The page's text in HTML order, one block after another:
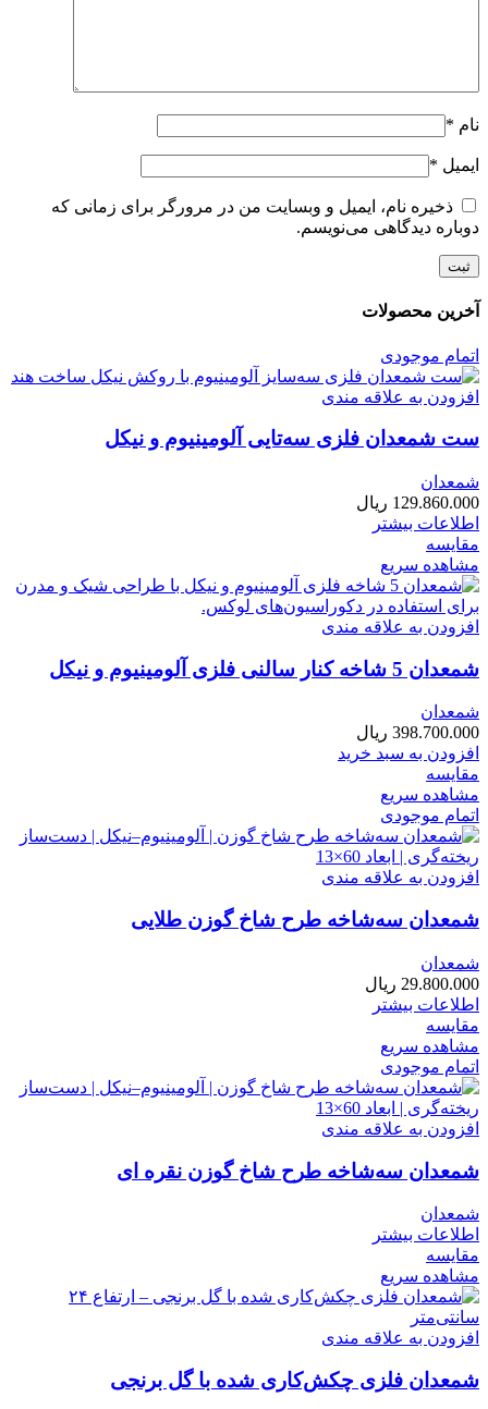
نام *
ایمیل *
ذخیره نام، ایمیل و وبسایت من در مرورگر برای زمانی که
دوباره دیدگاهی می‌نویسم.
آخرین محصولات
اتمام موجودی
افزودن به علاقه مندی
ست شمعدان فلزی سه‌تایی آلومینیوم و نیکل
شمعدان
129.860.000 ریال
اطلاعات بیشتر
مقایسه
مشاهده سریع
افزودن به علاقه مندی
شمعدان 5 شاخه کنار سالنی فلزی آلومینیوم و نیکل
شمعدان
398.700.000 ریال
افزودن به سبد خرید
مقایسه
مشاهده سریع
اتمام موجودی
افزودن به علاقه مندی
شمعدان سه‌شاخه طرح شاخ گوزن طلایی
شمعدان
29.800.000 ریال
اطلاعات بیشتر
مقایسه
مشاهده سریع
اتمام موجودی
افزودن به علاقه مندی
شمعدان سه‌شاخه طرح شاخ گوزن نقره ای
شمعدان
اطلاعات بیشتر
مقایسه
مشاهده سریع
افزودن به علاقه مندی
شمعدان فلزی چکش‌کاری شده با گل برنجی